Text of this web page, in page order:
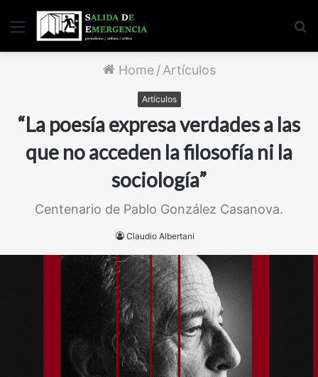
Menu
Home /Artículos
Artículos
“La poesía expresa verdades a las
que no acceden la filosofía ni la
sociología”
Centenario de Pablo González Casanova.
Claudio Albertani